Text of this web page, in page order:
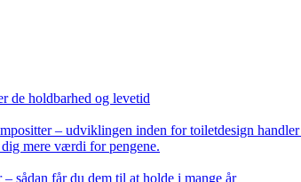
de holdbarhed og levetid
– udviklingen inden for toiletdesign
mere værdi for pengene.
sådan får du dem til at holde i mange år